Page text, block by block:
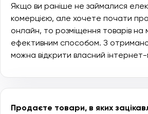
Якщо ви раніше не займалися
комерцією, але хочете почати
онлайн, то розміщення товарів на
ефективним способом. З
можна відкрити власний інтернет-
Продаєте товари, в яких